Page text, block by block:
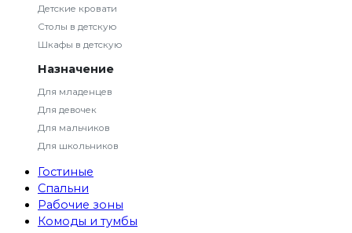
Детские кровати
Столы в детскую
Шкафы в детскую
Назначение
Для младенцев
Для девочек
Для мальчиков
Для школьников
Гостиные
Спальни
Рабочие зоны
Комоды и тумбы